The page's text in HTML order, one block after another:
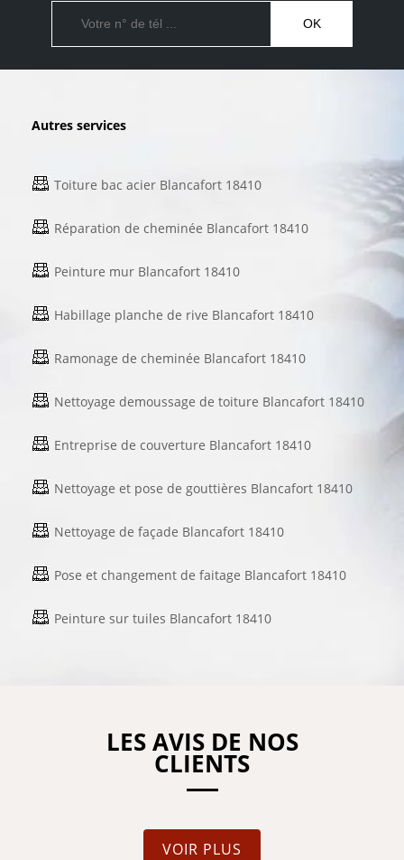
Autres services
Toiture bac acier Blancafort 18410
Réparation de cheminée Blancafort 18410
Peinture mur Blancafort 18410
Habillage planche de rive Blancafort 18410
Ramonage de cheminée Blancafort 18410
Nettoyage demoussage de toiture Blancafort 18410
Entreprise de couverture Blancafort 18410
Nettoyage et pose de gouttières Blancafort 18410
Nettoyage de façade Blancafort 18410
Pose et changement de faitage Blancafort 18410
Peinture sur tuiles Blancafort 18410
LES AVIS DE NOS
CLIENTS
VOIR PLUS